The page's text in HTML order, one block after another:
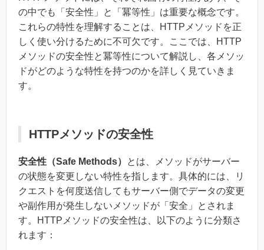
の中でも「安全性」と「冪等性」は重要な概念です。
これらの特性を理解することは、HTTPメソッドを正
しく使い分けるために不可欠です。ここでは、HTTP
メソッドの安全性と冪等性について解説し、各メソッ
ドがどのような特性を持つのかを詳しく見ていきま
す。
HTTPメソッドの安全性
安全性（Safe Methods）
とは、メソッドがサーバー
の状態を変更しない特性を指します。具体的には、リ
クエストを何度送信してもサーバー側でデータの変更
や副作用が発生しないメソッドが「安全」とされま
す。HTTPメソッドの安全性は、以下のように分類さ
れます：